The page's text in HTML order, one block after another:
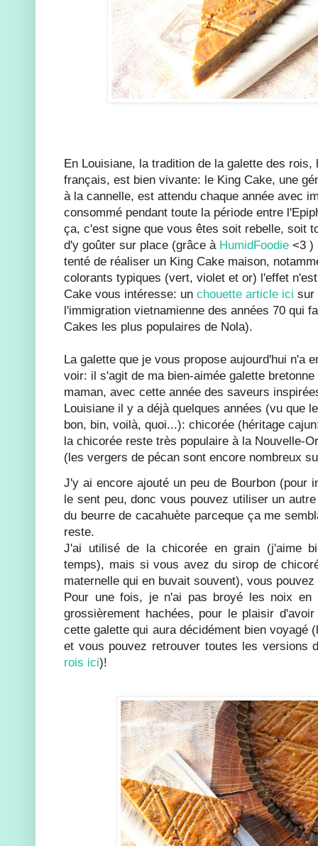
En Louisiane, la tradition de la galette des rois,
français, est bien vivante: le King Cake, une
à la cannelle, est attendu chaque année avec
consommé pendant toute la période entre
ça, c'est signe que vous êtes soit rebelle, soit
d'y goûter sur place (grâce à HumidFoodie <3 )
tenté de réaliser un King Cake maison,
colorants typiques (vert, violet et or) l'effet
Cake vous intéresse: un chouette article ici sur
l'immigration vietnamienne des années 70 qui
Cakes les plus populaires de Nola).
La galette que je vous propose aujourd'hui n'a
voir: il s'agit de ma bien-aimée galette
maman, avec cette année des saveurs
Louisiane il y a déjà quelques années (vu que
bon, bin, voilà, quoi...): chicorée (héritage
la chicorée reste très populaire à la Nouvelle-
(les vergers de pécan sont encore nombreux
J'y ai encore ajouté un peu de Bourbon (pour
le sent peu, donc vous pouvez utiliser un
du beurre de cacahuète parceque ça me
reste.
J'ai utilisé de la chicorée en grain (j'aime
temps), mais si vous avez du sirop de
maternelle qui en buvait souvent), vous
Pour une fois, je n'ai pas broyé les noix en
grossièrement hachées, pour le plaisir
cette galette qui aura décidément bien voyagé
et vous pouvez retrouver toutes les versions
rois ici)!